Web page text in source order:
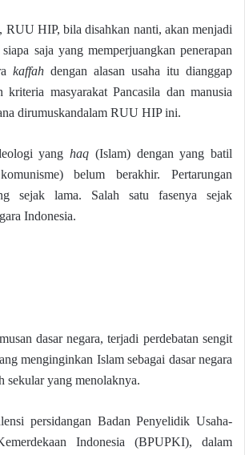
RUU HIP, bila disahkan nanti, akan menjadi
saja yang memperjuangkan penerapan
kaffah dengan alasan usaha itu dianggap
kriteria masyarakat Pancasila dan manusia
dirumuskandalam RUU HIP ini.
yang haq (Islam) dengan yang batil
belum berakhir. Pertarungan
sejak lama. Salah satu fasenya sejak
Indonesia.
dasar negara, terjadi perdebatan sengit
menginginkan Islam sebagai dasar negara
sekular yang menolaknya.
persidangan Badan Penyelidik Usaha-
Indonesia (BPUPKI), dalam